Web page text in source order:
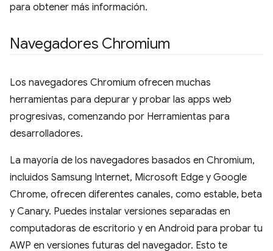
para obtener más información.
Navegadores Chromium
Los navegadores Chromium ofrecen muchas
herramientas para depurar y probar las apps web
progresivas, comenzando por Herramientas para
desarrolladores.
La mayoría de los navegadores basados en Chromium,
incluidos Samsung Internet, Microsoft Edge y Google
Chrome, ofrecen diferentes canales, como estable, beta
y Canary. Puedes instalar versiones separadas en
computadoras de escritorio y en Android para probar tu
AWP en versiones futuras del navegador. Esto te